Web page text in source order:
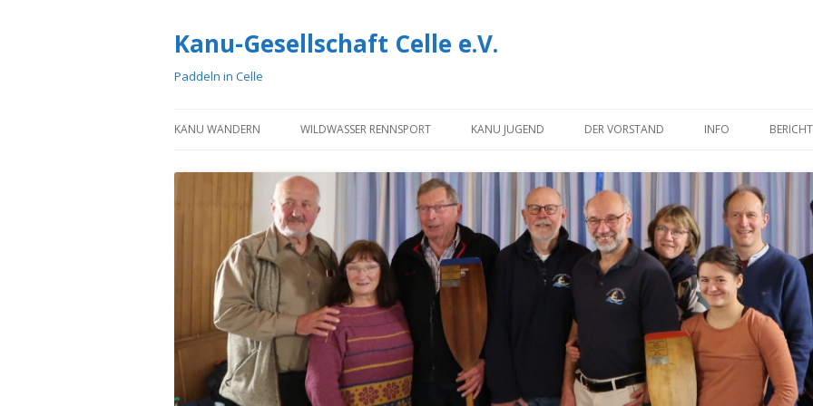
Kanu-Gesellschaft Celle e.V.
Paddeln in Celle
Inhalt
KANU WANDERN WILDWASSER RENNSPORT KANU JUGEND DER VORSTAND INFO
INFORMATIONEN
DOWNLOADS
IMPRESSUM